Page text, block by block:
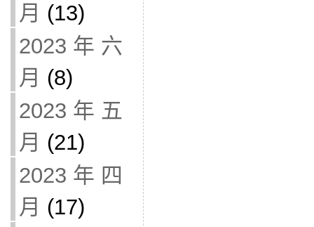
月 (13)
2023 年 六
月 (8)
2023 年 五
月 (21)
2023 年 四
月 (17)